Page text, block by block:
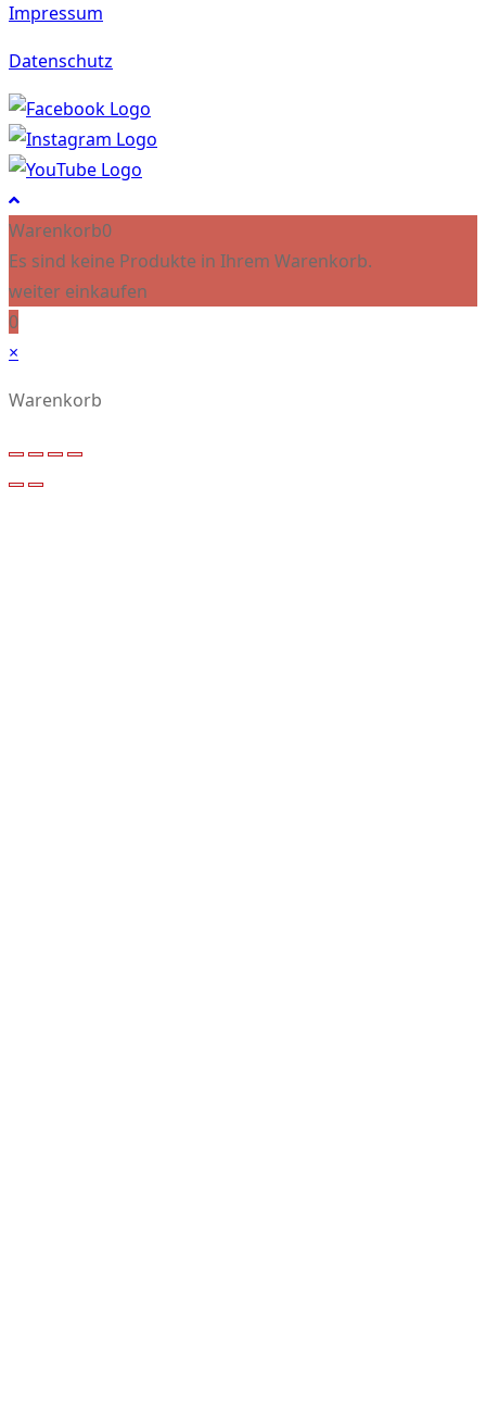
Impressum
Datenschutz
Warenkorb0
Es sind keine Produkte in Ihrem Warenkorb.
weiter einkaufen
0
×
Warenkorb